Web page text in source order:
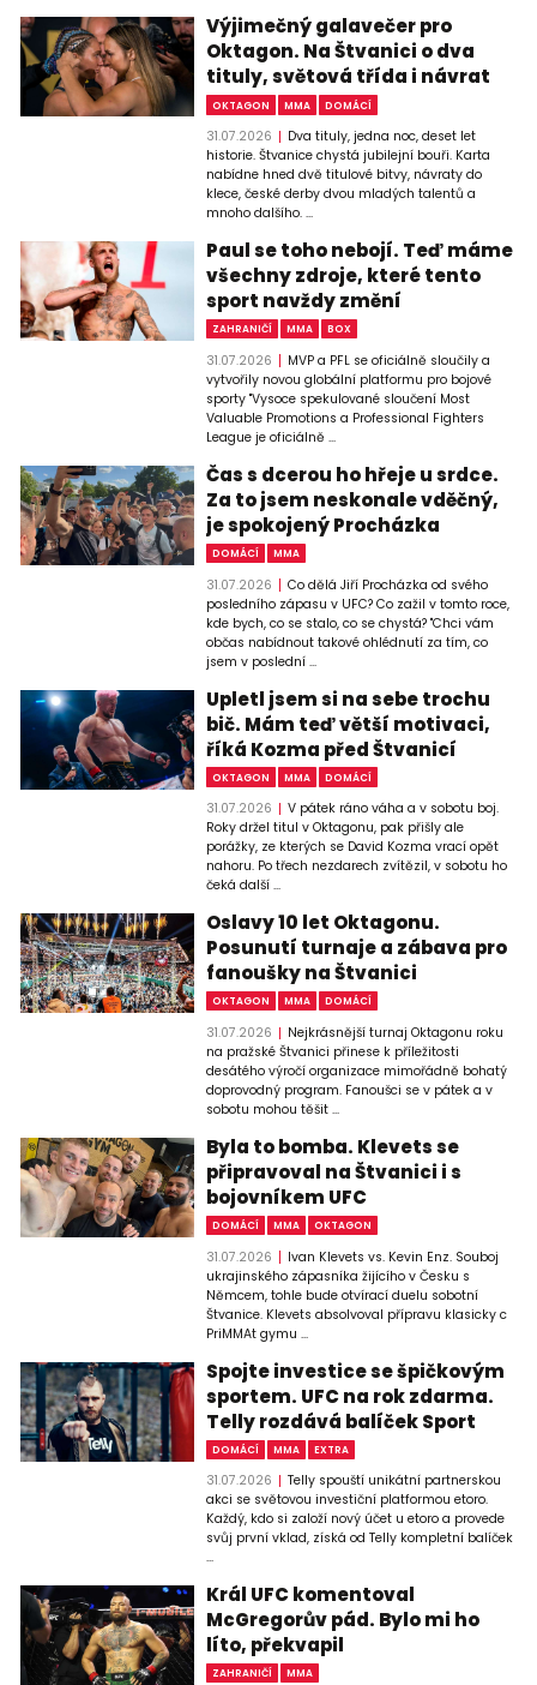
Výjimečný galavečer pro
Oktagon. Na Štvanici o dva
tituly, světová třída i návrat
OKTAGON MMA DOMÁCÍ
31.07.2026
Dva tituly, jedna noc, deset let
historie. Štvanice chystá jubilejní bouři. Karta
nabídne hned dvě titulové bitvy, návraty do
klece, české derby dvou mladých talentů a
mnoho dalšího. ...
Paul se toho nebojí. Teď máme
všechny zdroje, které tento
sport navždy změní
ZAHRANIČÍ MMA BOX
31.07.2026
MVP a PFL se oficiálně sloučily a
vytvořily novou globální platformu pro bojové
sporty "Vysoce spekulované sloučení Most
Valuable Promotions a Professional Fighters
League je oficiálně ...
Čas s dcerou ho hřeje u srdce.
Za to jsem neskonale vděčný,
je spokojený Procházka
DOMÁCÍ MMA
31.07.2026
Co dělá Jiří Procházka od svého
posledního zápasu v UFC? Co zažil v tomto roce,
kde bych, co se stalo, co se chystá? "Chci vám
občas nabídnout takové ohlédnutí za tím, co
jsem v poslední ...
Upletl jsem si na sebe trochu
bič. Mám teď větší motivaci,
říká Kozma před Štvanicí
OKTAGON MMA DOMÁCÍ
31.07.2026
V pátek ráno váha a v sobotu boj.
Roky držel titul v Oktagonu, pak přišly ale
porážky, ze kterých se David Kozma vrací opět
nahoru. Po třech nezdarech zvítězil, v sobotu ho
čeká další ...
Oslavy 10 let Oktagonu.
Posunutí turnaje a zábava pro
fanoušky na Štvanici
OKTAGON MMA DOMÁCÍ
31.07.2026
Nejkrásnější turnaj Oktagonu roku
na pražské Štvanici přinese k příležitosti
desátého výročí organizace mimořádně bohatý
doprovodný program. Fanoušci se v pátek a v
sobotu mohou těšit ...
Byla to bomba. Klevets se
připravoval na Štvanici i s
bojovníkem UFC
DOMÁCÍ MMA OKTAGON
31.07.2026
Ivan Klevets vs. Kevin Enz. Souboj
ukrajinského zápasníka žijícího v Česku s
Němcem, tohle bude otvírací duelu sobotní
Štvanice. Klevets absolvoval přípravu klasicky c
PriMMAt gymu ...
Spojte investice se špičkovým
sportem. UFC na rok zdarma.
Telly rozdává balíček Sport
DOMÁCÍ MMA EXTRA
31.07.2026
Telly spouští unikátní partnerskou
akci se světovou investiční platformou etoro.
Každý, kdo si založí nový účet u etoro a provede
svůj první vklad, získá od Telly kompletní balíček
...
Král UFC komentoval
McGregorův pád. Bylo mi ho
líto, překvapil
ZAHRANIČÍ MMA